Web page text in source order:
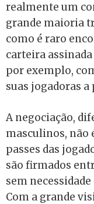
realmente um
grande maioria
como é raro
carteira
por exemplo,
suas jogadoras a
A negociação,
masculinos, não
passes das
são firmados
sem
Com a grande